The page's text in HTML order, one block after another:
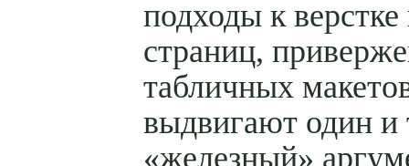
подходы к верстке
страниц,
табличных
выдвигают один и
«железный»